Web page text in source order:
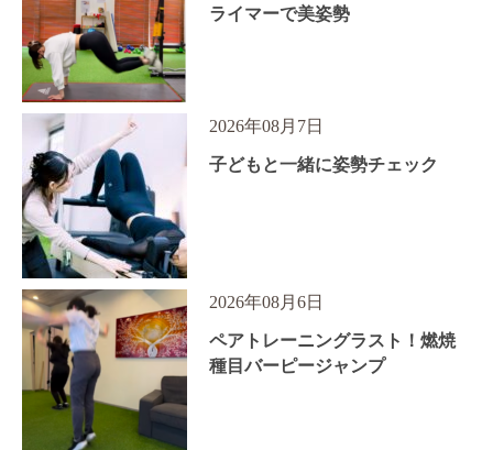
ライマーで美姿勢
2026年08月7日
子どもと一緒に姿勢チェック
2026年08月6日
ペアトレーニングラスト！燃焼
種目バーピージャンプ